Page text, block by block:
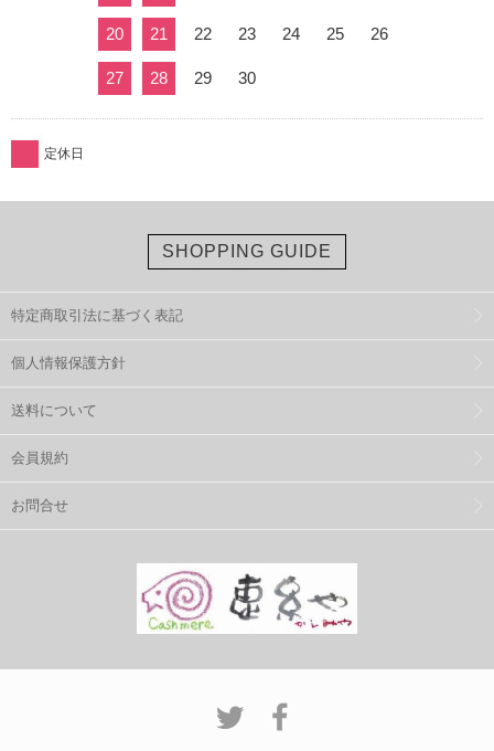
20 21 22 23 24 25 26
27 28 29 30
定休日
SHOPPING GUIDE
特定商取引法に基づく表記
個人情報保護方針
送料について
会員規約
お問合せ